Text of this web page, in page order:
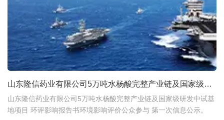
山东隆信药业有限公司5万吨水杨酸完整产业链及国家级研
发中试基
山东隆信药业有限公司5万吨水杨酸完整产业链及国家级研发中试基
地项目 环评影响报告书环境影响评价公众参与 第一次信息公示。